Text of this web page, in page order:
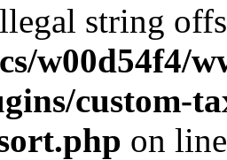
string
w00d54f4/
custom-
on